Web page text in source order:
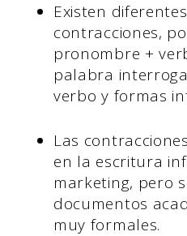
Existen
contracciones,
pronombre +
palabra
verbo y formas
Las
en la escritura
marketing, pero
documentos
muy formales.